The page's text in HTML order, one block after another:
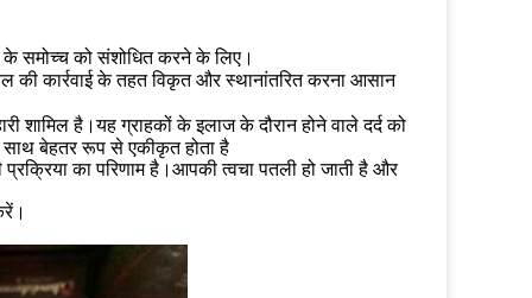
के समोच्च को संशोधित करने के लिए।
की कार्रवाई के तहत विकृत और स्थानांतरित करना आसान
शामिल है।यह ग्राहकों के इलाज के दौरान होने वाले दर्द को
बेहतर रूप से एकीकृत होता है
प्रक्रिया का परिणाम है।आपकी त्वचा पतली हो जाती है और